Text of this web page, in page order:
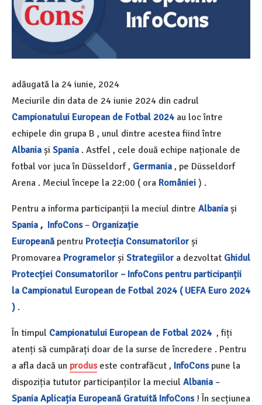
adăugată la 24 iunie, 2024
Meciurile din data de 24 iunie 2024 din cadrul
Campionatului European de Fotbal 2024 au loc între
echipele din grupa B , unul dintre acestea fiind între
Albania și Spania . Astfel , cele două echipe naționale de
fotbal vor juca în Düsseldorf , Germania , pe Düsseldorf
Arena . Meciul începe la 22:00 ( ora României ) .
Pentru a informa participanții la meciul dintre Albania și
Spania , InfoCons– Organizație
Europeană pentru Protecția Consumatorilor și
Promovarea Programelor și Strategiilor a dezvoltat Ghidul
Protecției Consumatorilor – InfoCons pentru participanții
la Campionatul European de Fotbal 2024 ( UEFA Euro 2024
) .
În timpul Campionatului European de Fotbal 2024 , fiți
atenți să cumpărați doar de la surse de încredere . Pentru
a afla dacă un produseste contrafăcut , InfoConspune la
dispoziția tututor participanților la meciul Albania –
Spania Aplicația Europeană Gratuită InfoCons ! În secțiunea